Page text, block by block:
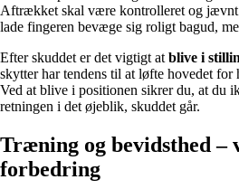
Aftrækket skal være kontrolleret og
lade fingeren bevæge sig roligt bagud,
Efter skuddet er det vigtigt at blive i
skytter har tendens til at løfte hovedet for
Ved at blive i positionen sikrer du, at du
retningen i det øjeblik, skuddet går.
Træning og bevidsthed –
forbedring